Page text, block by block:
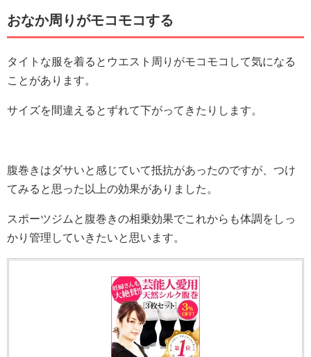
おなか周りがモコモコする
タイトな服を着るとウエスト周りがモコモコして気になる
ことがあります。
サイズを間違えるとずれて下がってきたりします。
腹巻きはダサいと感じていて抵抗があったのですが、つけ
てみると思った以上の効果がありました。
スポーツジムと腹巻きの相乗効果でこれからも体調をしっ
かり管理していきたいと思います。